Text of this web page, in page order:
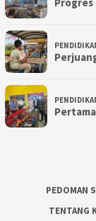
PEDOMAN
TENTANG